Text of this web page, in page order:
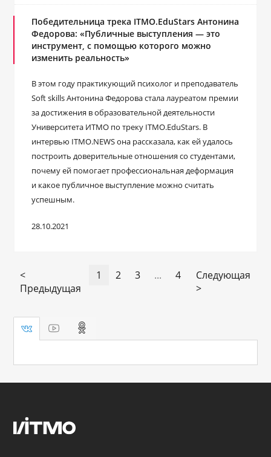
Победительница трека ITMO.EduStars Антонина
Федорова: «Публичные выступления ― это
инструмент, с помощью которого можно
изменить реальность»
В этом году практикующий психолог и преподаватель
Soft skills Антонина Федорова стала лауреатом премии
за достижения в образовательной деятельности
Университета ИТМО по треку ITMO.EduStars. В
интервью ITMO.NEWS она рассказала, как ей удалось
построить доверительные отношения со студентами,
почему ей помогает профессиональная деформация
и какое публичное выступление можно считать
успешным.
28.10.2021
<
Предыдущая
1 2 3 ... 4
Следующая
>